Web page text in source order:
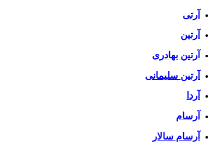
آرتی
آرتین
آرتین بهادری
آرتین سلیمانی
آردا
آرسام
آرسام سالار